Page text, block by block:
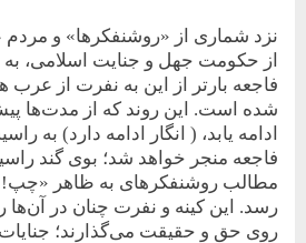
نزد شماری از «روشنفکرها» و مردم
از حکومت جهل و جنایت اسلامی، به
فاجعه بارتر از این به نفرت از عرب
شده است. این روند که از مدت‌ها
ادامه یابد، ( انگار ادامه دارد) به
فاجعه منجر خواهد شد؛ بوی گند
مطالب روشنفکرهای به ظاهر
رسد. این کینه و نفرت چنان در آن‌ها
روی حق و حقیقت می‌گذارند؛ جنایات